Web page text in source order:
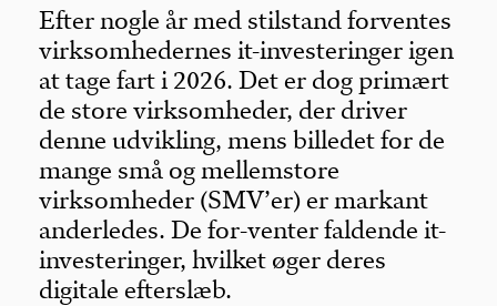
Efter nogle år med stilstand forventes
virksomhedernes it-investeringer igen
at tage fart i 2026. Det er dog primært
de store virksomheder, der driver
denne udvikling, mens billedet for de
mange små og mellemstore
virksomheder (SMV’er) er markant
anderledes. De for-venter faldende it-
investeringer, hvilket øger deres
digitale efterslæb.